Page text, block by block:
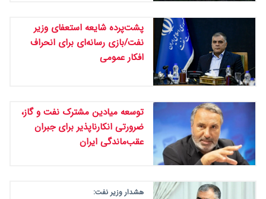
پشت‌پرده شایعه استعفای وزیر
نفت/بازی رسانه‌ای برای انحراف
افکار عمومی
توسعه میادین مشترک نفت و گاز،
ضرورتی انکارناپذیر برای جبران
عقب‌ماندگی ایران
هشدار وزیر نفت: